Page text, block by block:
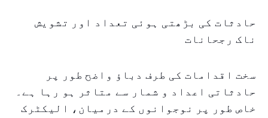
حادثات کی بڑھتی ہوئی تعداد اور تشویش
ناک رجحانات
سخت اقدامات کی طرف دباؤ واضح طور پر
حادثاتی اعداد و شمار سے متاثر ہو رہا ہے۔
خاص طور پر نوجوانوں کے درمیان، الیکٹرک